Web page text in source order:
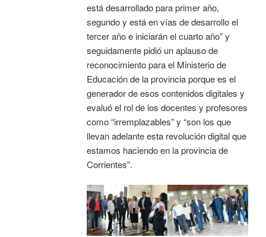
está desarrollado para primer año,
segundo y está en vías de desarrollo el
tercer año e iniciarán el cuarto año” y
seguidamente pidió un aplauso de
reconocimiento para el Ministerio de
Educación de la provincia porque es el
generador de esos contenidos digitales y
evaluó el rol de los docentes y profesores
como “irremplazables” y “son los que
llevan adelante esta revolución digital que
estamos haciendo en la provincia de
Corrientes”.